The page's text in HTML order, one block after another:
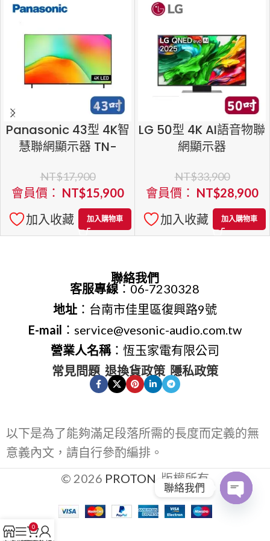
Panasonic 43型 4K智
慧聯網顯示器 TN-
NT$17,900
會員價： NT$15,900
加入收藏
加入購物車
LG 50型 4K AI語音物聯
網顯示器
NT$33,900
會員價： NT$28,900
加入收藏
加入購物車
聯絡我們
客服專線：06-7230328
地址：台南市佳里區復興路9號
E-mail ：service@vesonic-audio.com.tw
營業人名稱：恆玉家電有限公司
常見問題 退換貨政策 隱私政策
以下是為了能夠滿足段落所需的長度而定義的無
意義內文，請自行參酌編排。
© 2026 PROTON . 版權所有
0
聯絡我們